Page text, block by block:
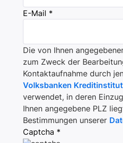
E-Mail *
Die von Ihnen
zum Zweck der
Kontaktaufnahme durch
Volksbanken
verwendet, in deren
Ihnen angegebene PLZ
Bestimmungen unserer
Captcha *